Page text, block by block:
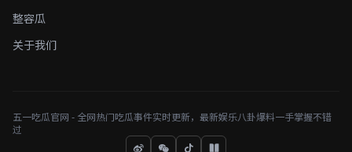
整容瓜
关于我们
五一吃瓜官网 - 全网热门吃瓜事件实时更新，最新娱乐八卦爆料一手掌握不错
过